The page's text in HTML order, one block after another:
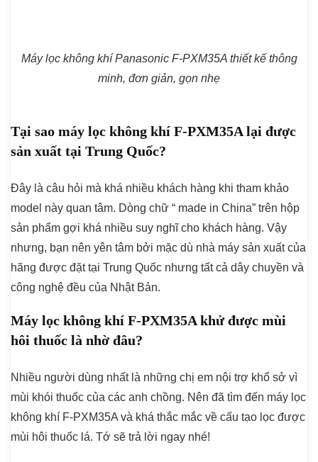
Máy lọc không khí Panasonic F-PXM35A thiết kế thông
minh, đơn giản, gọn nhẹ
Tại sao máy lọc không khí F-PXM35A lại được
sản xuất tại Trung Quốc?
Đây là câu hỏi mà khá nhiều khách hàng khi tham khảo
model này quan tâm. Dòng chữ “ made in China” trên hộp
sản phẩm gợi khá nhiều suy nghĩ cho khách hàng. Vậy
nhưng, bạn nên yên tâm bởi mặc dù nhà máy sản xuất của
hãng được đặt tại Trung Quốc nhưng tất cả dây chuyền và
công nghệ đều của Nhật Bản.
Máy lọc không khí F-PXM35A khử được mùi
hôi thuốc là nhờ đâu?
Nhiều người dùng nhất là những chị em nội trợ khổ sở vì
mùi khói thuốc của các anh chồng. Nên đã tìm đến máy lọc
không khí F-PXM35A và khá thắc mắc về cấu tạo lọc được
mùi hôi thuốc lá. Tớ sẽ trả lời ngay nhé!